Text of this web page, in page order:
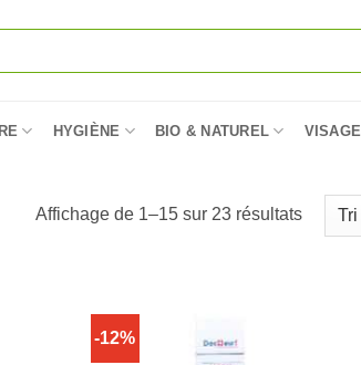
HYGIÈNE BIO & NATUREL VISAGE
Affichage de 1–15 sur 23 résultatsTrié
par
-12%